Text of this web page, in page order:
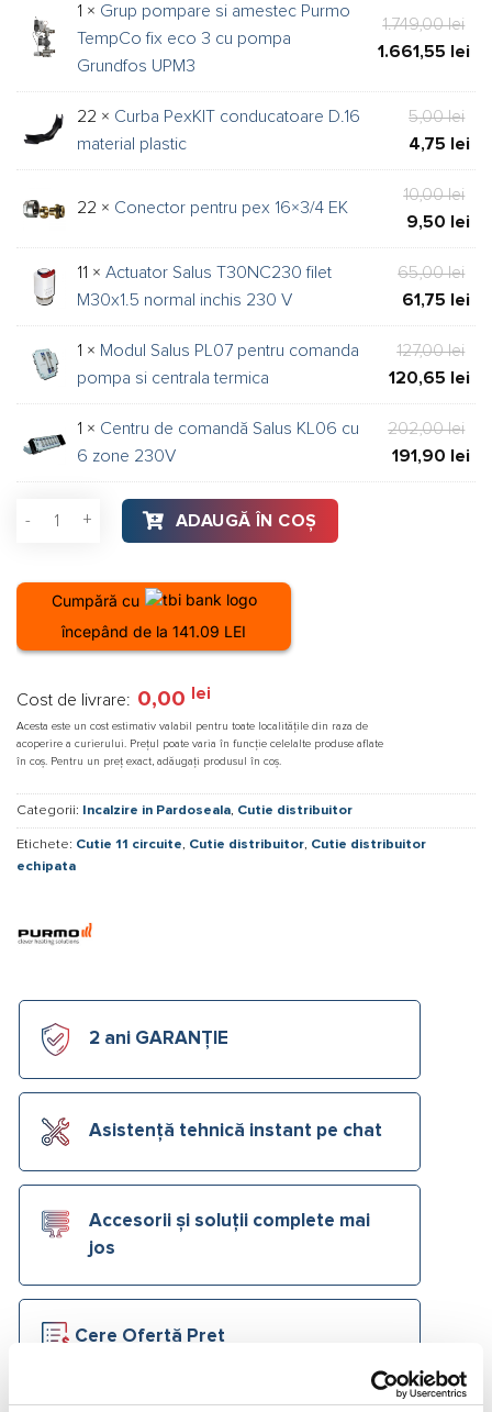
1 × Grup pompare si amestec Purmo
TempCo fix eco 3 cu pompa
Grundfos UPM3
1.749,00lei
1.661,55 lei
22 × Curba PexKIT conducatoare D.16
material plastic
5,00lei
a
4,75 lei
22 × Conector pentru pex 16×3/4 EK
10,00lei
a
9,50 lei
11 × Actuator Salus T30NC230 filet
M30x1.5 normal inchis 230 V
65,00lei
a
61,75 lei
1 × Modul Salus PL07 pentru comanda
pompa si centrala termica
127,00lei
a
120,65 lei
1 × Centru de comandă Salus KL06 cu
6 zone 230V
202,00lei
a
191,90 lei
Cantitate Cutie distribuitor 11 circuite echipata
ADAUGĂ ÎN COȘ
Cumpără cu
începând de la 141.09 LEI
Cost de livrare: 0,00 lei
Acesta este un cost estimativ valabil pentru toate localitățile din raza de
acoperire a curierului. Prețul poate varia în funcție celelalte produse aflate
în coș. Pentru un preț exact, adăugați produsul în coș.
Categorii: Incalzire in Pardoseala, Cutie distribuitor
Etichete: Cutie 11 circuite, Cutie distribuitor, Cutie distribuitor
echipata
2 ani GARANȚIE
Asistență tehnică instant pe chat
Accesorii și soluții complete mai
jos
Cere Ofertă Preț
Cere Ofertă